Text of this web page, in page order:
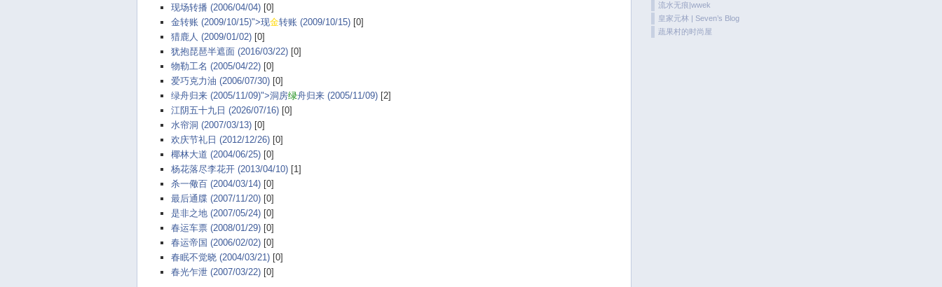
现场转播 (2006/04/04)[0]
金转账 (2009/10/15)">现金转账 (2009/10/15)[0]
猎鹿人 (2009/01/02)[0]
犹抱琵琶半遮面 (2016/03/22)[0]
物勒工名 (2005/04/22)[0]
爱巧克力油 (2006/07/30)[0]
绿舟归来 (2005/11/09)">洞房绿舟归来 (2005/11/09)[2]
江阴五十九日 (2026/07/16)[0]
水帘洞 (2007/03/13)[0]
欢庆节礼日 (2012/12/26)[0]
椰林大道 (2004/06/25)[0]
杨花落尽李花开 (2013/04/10)[1]
杀一儆百 (2004/03/14)[0]
最后通牒 (2007/11/20)[0]
是非之地 (2007/05/24)[0]
春运车票 (2008/01/29)[0]
春运帝国 (2006/02/02)[0]
春眠不觉晓 (2004/03/21)[0]
春光乍泄 (2007/03/22)[0]
流水无痕|wwek
皇家元林 | Seven’s Blog
蔬果村的时尚屋